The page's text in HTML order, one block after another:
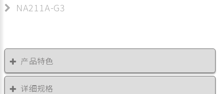
NA211A-G3
产品特色
详细规格